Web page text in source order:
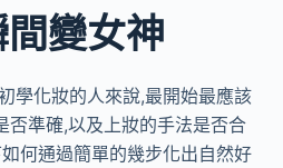
變女神
學化妝的人來說,最開始最應該
否準確,以及上妝的手法是否合
何通過簡單的幾步化出自然好